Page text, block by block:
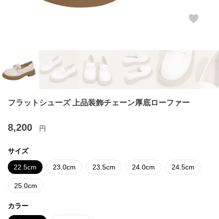
フラットシューズ 上品装飾チェーン厚底ローファー
8,200 円
サイズ
22.5cm 23.0cm 23.5cm 24.0cm 24.5cm
25.0cm
カラー